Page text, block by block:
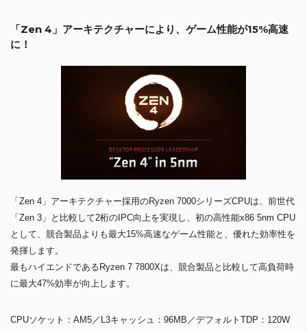
「Zen 4」アーキテクチャーにより、ゲーム性能が15%高速
に！
「Zen 4」アーキテクチャー採用のRyzen 7000シリーズCPUは、前世代
「Zen 3」と比較して2桁のIPC向上を実現し、初の高性能x86 5nm CPU
として、競合製品よりも最大15%高速なゲーム性能と、優れた効率性を
発揮します。
最もハイエンドであるRyzen 7 7800Xは、競合製品と比較して高負荷時
に最大47%効率が向上します。
CPUソケット：AM5／L3キャッシュ：96MB／デフォルトTDP：120W